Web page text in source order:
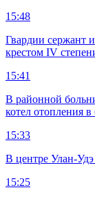
15:48
Гвардии сержант
крестом IV
15:41
В районной
котел отопления
15:33
В центре Улан-
15:25